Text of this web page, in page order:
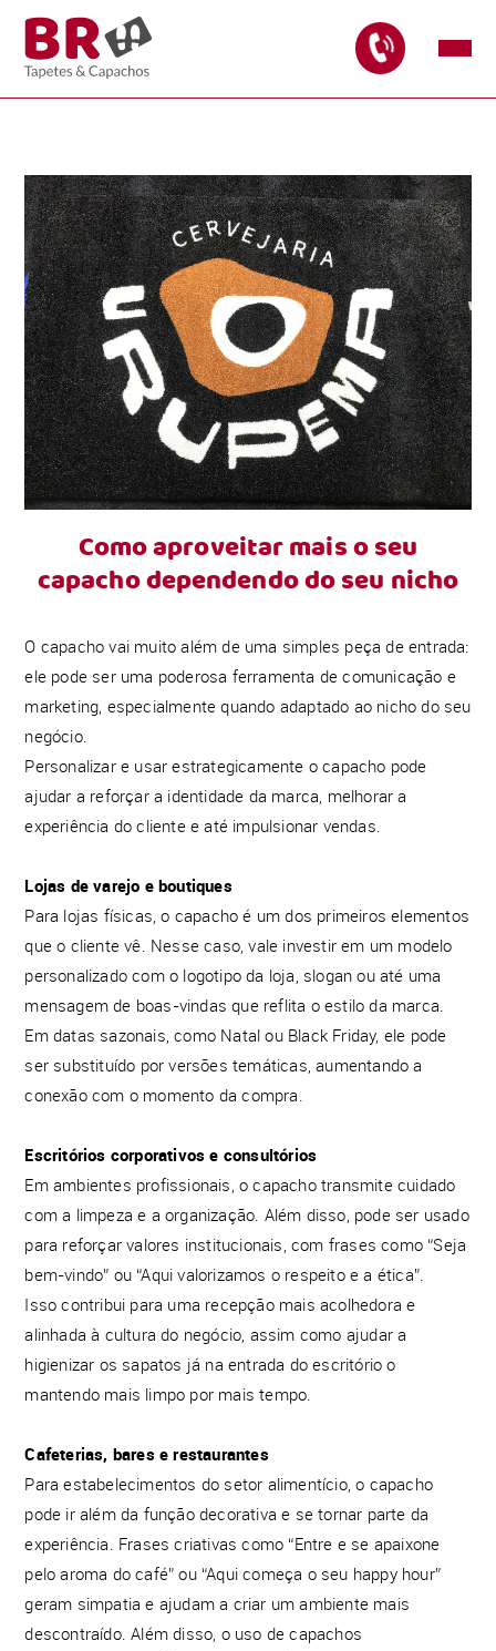
Como aproveitar mais o seu
capacho dependendo do seu nicho
O capacho vai muito além de uma simples peça de entrada:
ele pode ser uma poderosa ferramenta de comunicação e
marketing, especialmente quando adaptado ao nicho do seu
negócio.
Personalizar e usar estrategicamente o capacho pode
ajudar a reforçar a identidade da marca, melhorar a
experiência do cliente e até impulsionar vendas.
Lojas de varejo e boutiques
Para lojas físicas, o capacho é um dos primeiros elementos
que o cliente vê. Nesse caso, vale investir em um modelo
personalizado com o logotipo da loja, slogan ou até uma
mensagem de boas-vindas que reflita o estilo da marca.
Em datas sazonais, como Natal ou Black Friday, ele pode
ser substituído por versões temáticas, aumentando a
conexão com o momento da compra.
Escritórios corporativos e consultórios
Em ambientes profissionais, o capacho transmite cuidado
com a limpeza e a organização. Além disso, pode ser usado
para reforçar valores institucionais, com frases como “Seja
bem-vindo” ou “Aqui valorizamos o respeito e a ética”.
Isso contribui para uma recepção mais acolhedora e
alinhada à cultura do negócio, assim como ajudar a
higienizar os sapatos já na entrada do escritório o
mantendo mais limpo por mais tempo.
Cafeterias, bares e restaurantes
Para estabelecimentos do setor alimentício, o capacho
pode ir além da função decorativa e se tornar parte da
experiência. Frases criativas como “Entre e se apaixone
pelo aroma do café” ou “Aqui começa o seu happy hour”
geram simpatia e ajudam a criar um ambiente mais
descontraído. Além disso, o uso de capachos